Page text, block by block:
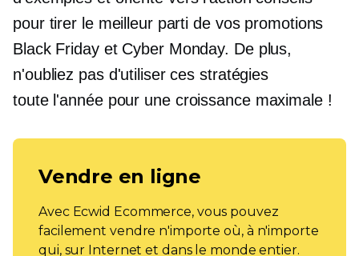
pour tirer le meilleur parti de vos promotions
Black Friday et Cyber ​​Monday. De plus,
n'oubliez pas d'utiliser ces stratégies
toute l'annéepour une croissance maximale !
Vendre en ligne
Avec Ecwid Ecommerce, vous pouvez
facilement vendre n'importe où, à n'importe
qui, sur Internet et dans le monde entier.